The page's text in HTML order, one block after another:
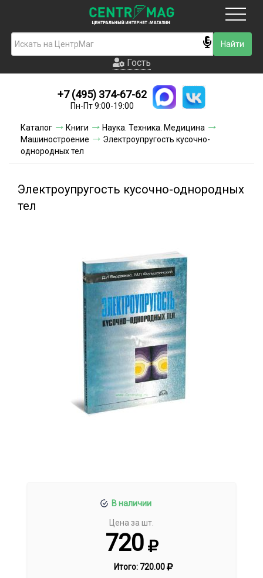
Гость
Новинки
Условия доставки
Гость
+7 (495) 374-67-62
Пн-Пт 9:00-19:00
Каталог Книги
Наука. Техника. Медицина
Машиностроение
Электроупругость кусочно-
однородных тел
Электроупругость кусочно-однородных
тел
В наличии
Цена за шт.
720
Итого: 720.00